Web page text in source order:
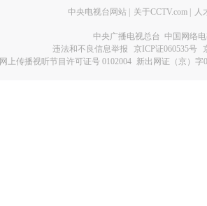
中央电视台网站 关于CCTV.com 人
中央广播电视总台 中国网络
违法和不良信息举报
京ICP证060535号
网上传播视听节目许可证号 0102004 新出网证（京）